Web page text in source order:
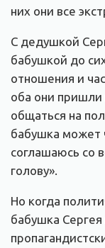
них они все
С дедушкой
бабушкой до
отношения и
оба они пришли
общаться на
бабушка может
соглашаюсь со
голову».
Но когда
бабушка